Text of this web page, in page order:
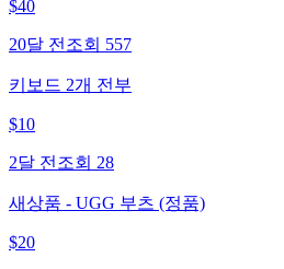
$40
20달 전 조회 557
키보드 2개 전부
$10
2달 전 조회 28
새상품 - UGG 부츠 (정품)
$20